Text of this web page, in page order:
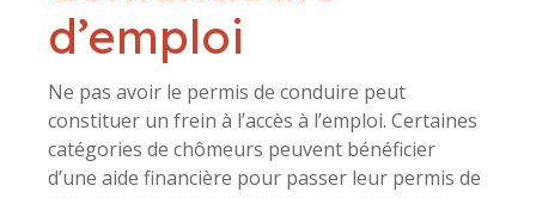
d’emploi
Ne pas avoir le permis de conduire peut
constituer un frein à l’accès à l’emploi. Certaines
catégories de chômeurs peuvent bénéficier
d’une aide financière pour passer leur permis de